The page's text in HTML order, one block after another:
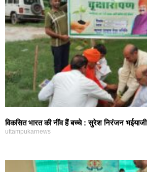
विकसित भारत की नींव हैं बच्चे : सुरेश निरंजन भईयाजी
uttampukarnews